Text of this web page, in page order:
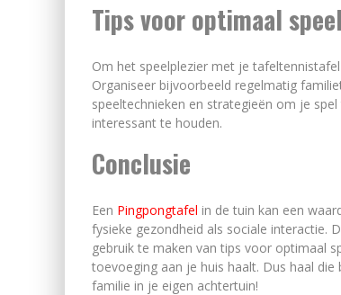
Tips voor optimaal
Om het speelplezier met je
Organiseer bijvoorbeeld regelmatig
speeltechnieken en strategieën om je
interessant te houden.
Conclusie
Een Pingpongtafel in de tuin kan een
fysieke gezondheid als sociale interactie.
gebruik te maken van tips voor optimaal
toevoeging aan je huis haalt. Dus haal
familie in je eigen achtertuin!